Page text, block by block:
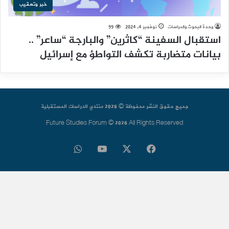
خبر وتعقيب
وحدة البحوث والدراسات نوفمبر 4, 2024 99
استقبال السفينة “كاثرين” والبارجة “ساعر” ..
بيانات متضاربة تكشف التواطؤ مع إسرائيل
جميع حقوق النشر محفوظة © 2026 منتدي الدراسات المستقبلية
Future Studies Forum © 2026 All Rights Reserved
فيسبوك ‫YouTube